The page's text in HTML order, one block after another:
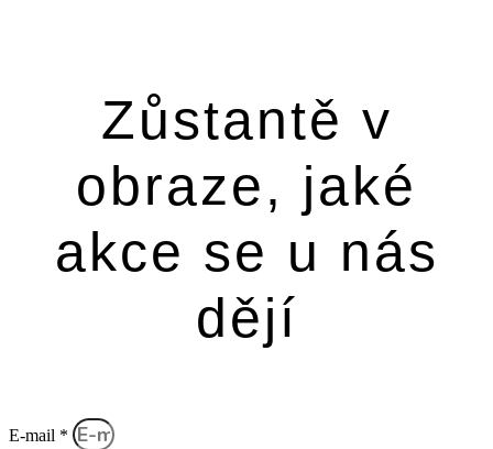
Zůstantě v
obraze, jaké
akce se u nás
dějí
E-mail *